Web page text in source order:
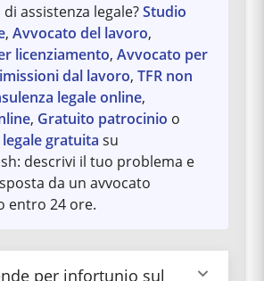
assistenza legale?Studio
, Avvocato del lavoro,
licenziamento, Avvocato per
dal lavoro, TFR non
legale online,
, Gratuito patrocinio o
gratuita su
descrivi il tuo problema e
da un avvocato
entro 24 ore.
per infortunio sul